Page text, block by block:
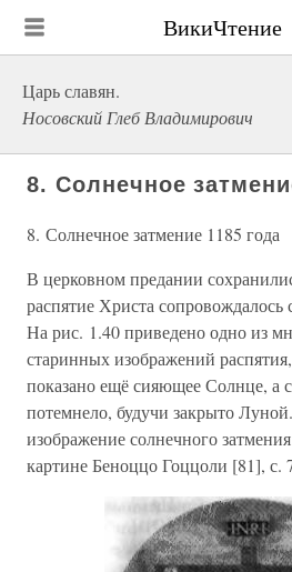
ВикиЧтение
Царь славян.
Носовский Глеб Владимирович
8. Солнечное
8. Солнечное затмение 1185 года
В церковном предании
распятие Христа
На рис. 1.40 приведено одно из
старинных изображений
показано ещё сияющее Солнце, а
потемнело, будучи закрыто
изображение солнечного
картине Беноццо Гоццоли [81], с.